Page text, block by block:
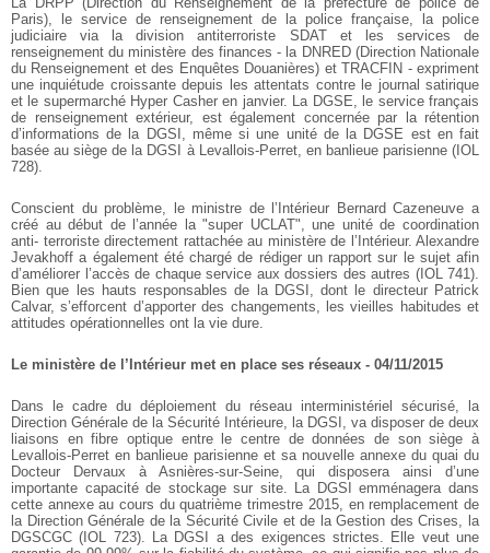
Paris), le service de renseignement de la police française, la police
judiciaire via la division antiterroriste SDAT et les services de
renseignement du ministère des finances - la DNRED (Direction Nationale
du Renseignement et des Enquêtes Douanières) et TRACFIN - expriment
une inquiétude croissante depuis les attentats contre le journal satirique
et le supermarché Hyper Casher en janvier. La DGSE, le service français
de renseignement extérieur, est également concernée par la rétention
d’informations de la DGSI, même si une unité de la DGSE est en fait
basée au siège de la DGSI à Levallois-Perret, en banlieue parisienne (IOL
728).
Conscient du problème, le ministre de l’Intérieur Bernard Cazeneuve a
créé au début de l’année la "super UCLAT", une unité de coordination
anti- terroriste directement rattachée au ministère de l’Intérieur. Alexandre
Jevakhoff a également été chargé de rédiger un rapport sur le sujet afin
d’améliorer l’accès de chaque service aux dossiers des autres (IOL 741).
Bien que les hauts responsables de la DGSI, dont le directeur Patrick
Calvar, s’efforcent d’apporter des changements, les vieilles habitudes et
attitudes opérationnelles ont la vie dure.
Le ministère de l’Intérieur met en place ses réseaux - 04/11/2015
Dans le cadre du déploiement du réseau interministériel sécurisé, la
Direction Générale de la Sécurité Intérieure, la DGSI, va disposer de deux
liaisons en fibre optique entre le centre de données de son siège à
Levallois-Perret en banlieue parisienne et sa nouvelle annexe du quai du
Docteur Dervaux à Asnières-sur-Seine, qui disposera ainsi d’une
importante capacité de stockage sur site. La DGSI emménagera dans
cette annexe au cours du quatrième trimestre 2015, en remplacement de
la Direction Générale de la Sécurité Civile et de la Gestion des Crises, la
DGSCGC (IOL 723). La DGSI a des exigences strictes. Elle veut une